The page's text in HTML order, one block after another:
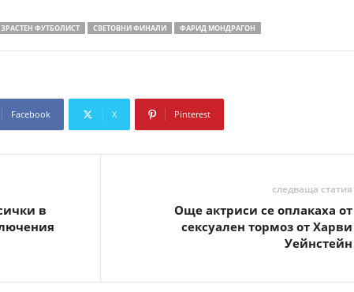
ФУТБОЛИСТ СВЕТОВНИ ФИНАЛИ ФАРИД МОНДРАГОН
Facebook X Pinterest
в
следваща статия
Още актриси се оплакаха от
сексуален тормоз от Харви
Уейнстейн